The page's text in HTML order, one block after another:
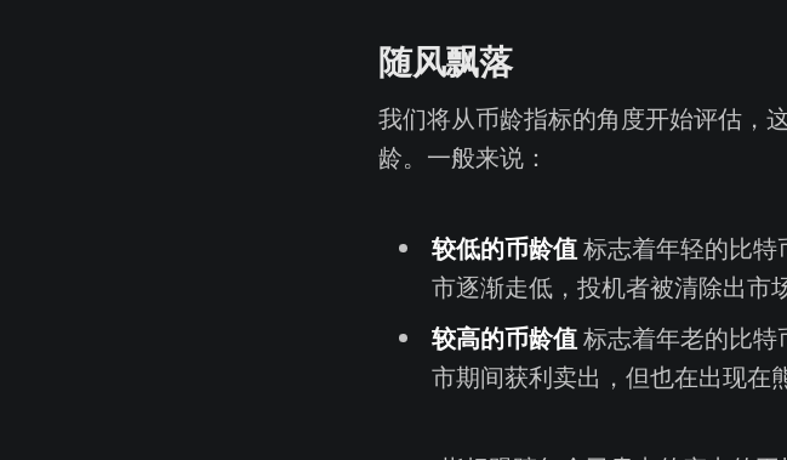
随风飘落
我们将从币龄指标的角度开始评估，
龄。一般来说：
较低的币龄值标志着年轻的比特
市逐渐走低，投机者被清除出市
较高的币龄值标志着年老的比特
市期间获利卖出，但也在出现在